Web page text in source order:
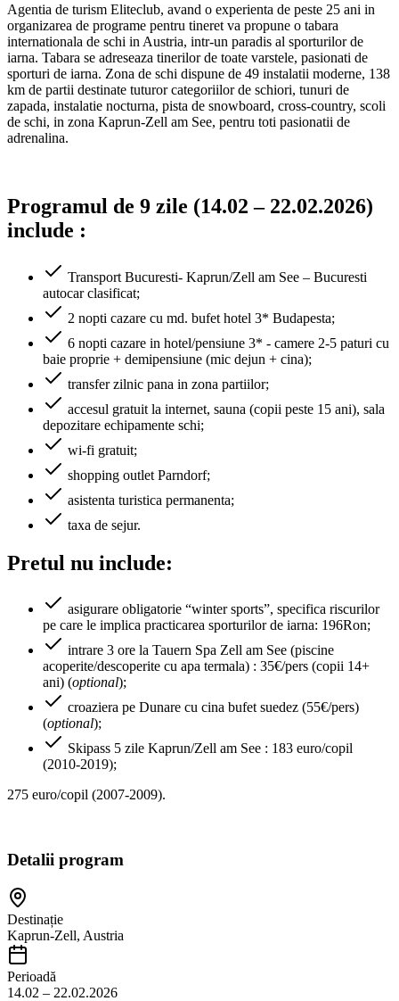
Agentia de turism Eliteclub, avand o experienta de peste 25 ani in
organizarea de programe pentru tineret va propune o tabara
internationala de schi in Austria, intr-un paradis al sporturilor de
iarna. Tabara se adreseaza tinerilor de toate varstele, pasionati de
sporturi de iarna. Zona de schi dispune de 49 instalatii moderne, 138
km de partii destinate tuturor categoriilor de schiori, tunuri de
zapada, instalatie nocturna, pista de snowboard, cross-country, scoli
de schi, in zona Kaprun-Zell am See, pentru toti pasionatii de
adrenalina.
Programul de 9 zile (14.02 – 22.02.2026)
include :
Transport Bucuresti- Kaprun/Zell am See – Bucuresti
autocar clasificat;
2 nopti cazare cu md. bufet hotel 3* Budapesta;
6 nopti cazare in hotel/pensiune 3* - camere 2-5 paturi cu
baie proprie + demipensiune (mic dejun + cina);
transfer zilnic pana in zona partiilor;
accesul gratuit la internet, sauna (copii peste 15 ani), sala
depozitare echipamente schi;
wi-fi gratuit;
shopping outlet Parndorf;
asistenta turistica permanenta;
taxa de sejur.
Pretul nu include:
asigurare obligatorie “winter sports”, specifica riscurilor
pe care le implica practicarea sporturilor de iarna: 196Ron;
intrare 3 ore la Tauern Spa Zell am See (piscine
acoperite/descoperite cu apa termala) : 35€/pers (copii 14+
ani) (optional);
croaziera pe Dunare cu cina bufet suedez (55€/pers)
(optional);
Skipass 5 zile Kaprun/Zell am See : 183 euro/copil
(2010-2019);
275 euro/copil (2007-2009).
Detalii program
Destinație
Kaprun-Zell, Austria
Perioadă
14.02 – 22.02.2026